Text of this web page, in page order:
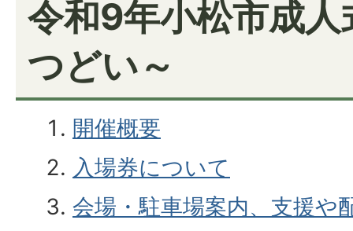
令和9年小松市成
つどい～
開催概要
入場券について
会場・駐車場案内、支援や